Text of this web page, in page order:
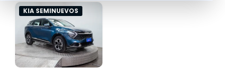
KIA SEMINUEVOS